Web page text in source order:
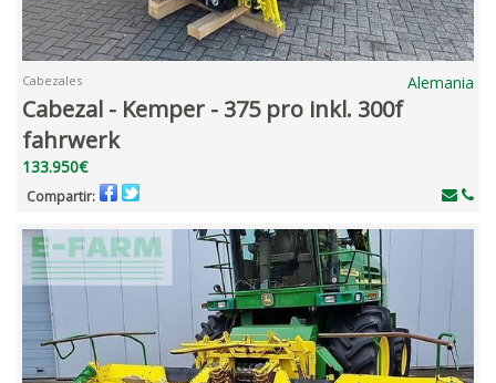
Cabezales Alemania
Cabezal - Kemper - 375 pro inkl. 300f
fahrwerk
133.950€
Compartir: